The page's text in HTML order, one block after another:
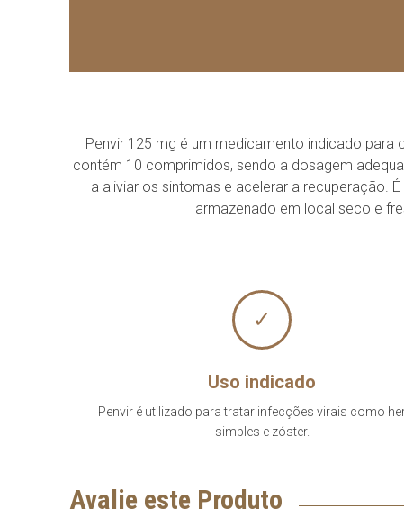
Penvir 125 mg é um medicamento indicado
contém 10 comprimidos, sendo a dosagem
a aliviar os sintomas e acelerar a recuperação.
armazenado em local seco e
✓
Uso indicado
Penvir é utilizado para tratar infecções virais como
simples e zóster.
Avalie este Produto